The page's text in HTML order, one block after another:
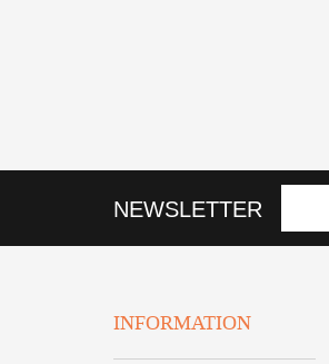
NEWSLETTER
INFORMATION